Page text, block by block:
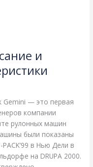
и
— это первая
компании
рулонных машин
были показаны
в Нью Дели в
на DRUPA 2000.